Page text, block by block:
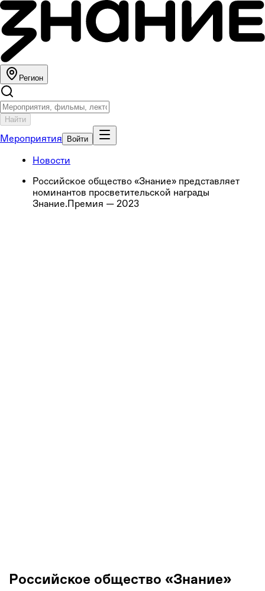
Регион
Найти
Мероприятия Войти
Новости
Российское общество «Знание» представляет
номинантов просветительской награды
Знание.Премия — 2023
Российское общество «Знание»